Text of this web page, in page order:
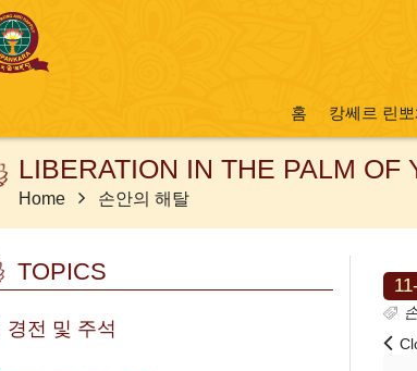
홈 캉쎄르 린뽀
LIBERATION IN THE PALM OF
Home 손안의 해탈
TOPICS
경전 및 주석